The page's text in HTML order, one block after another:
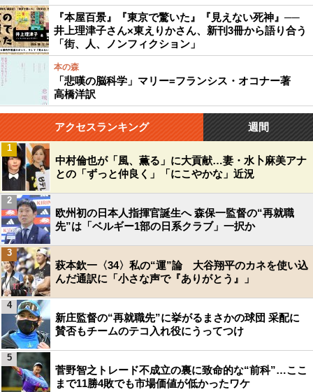
『本屋百景』『東京で驚いた』『見えない死神』──
井上理津子さん×東えりかさん、新刊3冊から語り合う
「街、人、ノンフィクション」
本の森
「悲嘆の脳科学」マリー=フランシス・オコナー著
高橋洋訳
アクセスランキング 週間
中村倫也が「風、薫る」に大貢献…妻・水卜麻美アナ
との「ずっと仲良く」「にこやかな」近況
1
欧州初の日本人指揮官誕生へ 森保一監督の“再就職
先”は「ベルギー1部の日系クラブ」一択か
2
萩本欽一〈34〉私の“運”論 大谷翔平のカネを使い込
んだ通訳に「小さな声で『ありがとう』」
3
新庄監督の“再就職先”に挙がるまさかの球団 采配に
賛否もチームのテコ入れ役にうってつけ
4
菅野智之トレード不成立の裏に致命的な“前科”…ここ
まで11勝4敗でも市場価値が低かったワケ
5